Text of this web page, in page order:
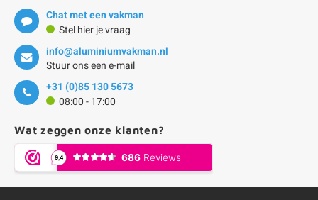
Chat met een vakman
Stel hier je vraag
info@aluminiumvakman.nl
Stuur ons een e-mail
+31 (0)85 130 5673
08:00 - 17:00
Wat zeggen onze klanten?